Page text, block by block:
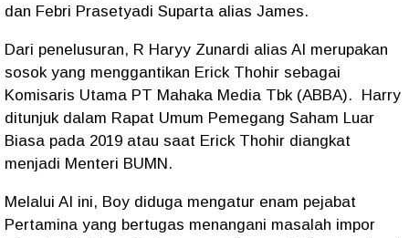
dan Febri Prasetyadi Suparta alias James.
Dari penelusuran, R Haryy Zunardi alias AI merupakan
sosok yang menggantikan Erick Thohir sebagai
Komisaris Utama PT Mahaka Media Tbk (ABBA).
Harry
ditunjuk dalam Rapat Umum Pemegang Saham Luar
Biasa pada 2019 atau saat Erick Thohir diangkat
menjadi Menteri BUMN.
Melalui AI ini, Boy diduga mengatur enam pejabat
Pertamina yang bertugas menangani masalah impor